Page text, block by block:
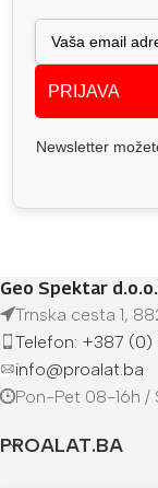
PRIJAVA
Newsletter
Geo Spektar
Trnska cesta 1,
Telefon: +387 (0)
info@proalat.ba
Pon-Pet 08-16h /
PROALAT.BA